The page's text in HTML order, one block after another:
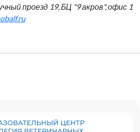
проезд 19, БЦ "9 акров", офис 1